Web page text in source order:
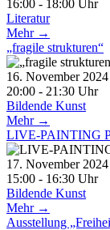
16:00 - 18:00 Uhr
Literatur
Mehr →
„fragile strukturen“
16. November
20:00 - 21:30 Uhr
Bildende Kunst
Mehr →
LIVE-PAINTING
17. November
15:00 - 16:30 Uhr
Bildende Kunst
Mehr →
Ausstellung